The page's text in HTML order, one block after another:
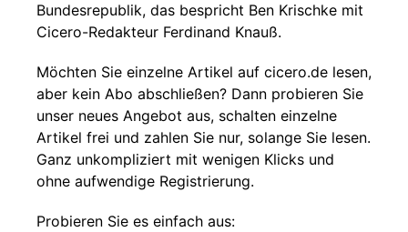
Bundesrepublik, das bespricht Ben Krischke mit
Cicero-Redakteur Ferdinand Knauß.
Möchten Sie einzelne Artikel auf cicero.de lesen,
aber kein Abo abschließen? Dann probieren Sie
unser neues Angebot aus, schalten einzelne
Artikel frei und zahlen Sie nur, solange Sie lesen.
Ganz unkompliziert mit wenigen Klicks und
ohne aufwendige Registrierung.
Probieren Sie es einfach aus: